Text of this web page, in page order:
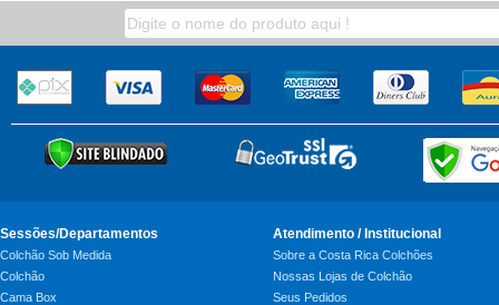
Sessões/Departamentos
Colchão Sob Medida
Colchão
Cama Box
Atendimento / Institucional
Sobre a Costa Rica Colchões
Nossas Lojas de Colchão
Seus Pedidos